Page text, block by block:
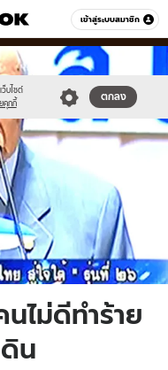
เข้าสู่ระบบสมาชิก
หมวดอื่นๆ
ว็บไซต์
คุกกี้
ตกลง
ไม่ดีทำร้าย
น